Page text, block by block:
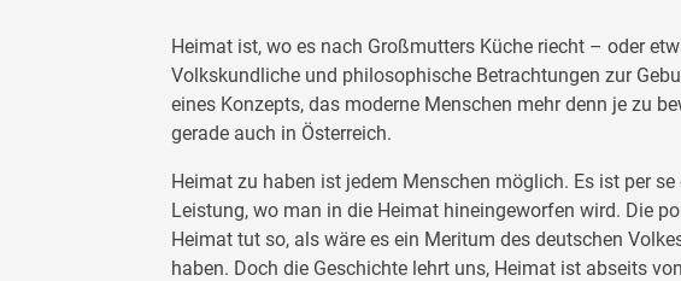
Heimat ist, wo es nach Großmutters Küche riecht – oder
Volkskundliche und philosophische Betrachtungen zur
eines Konzepts, das moderne Menschen mehr denn je zu
gerade auch in Österreich.
Heimat zu haben ist jedem Menschen möglich. Es ist per
Leistung, wo man in die Heimat hineingeworfen wird. Die
Heimat tut so, als wäre es ein Meritum des deutschen
haben. Doch die Geschichte lehrt uns, Heimat ist abseits